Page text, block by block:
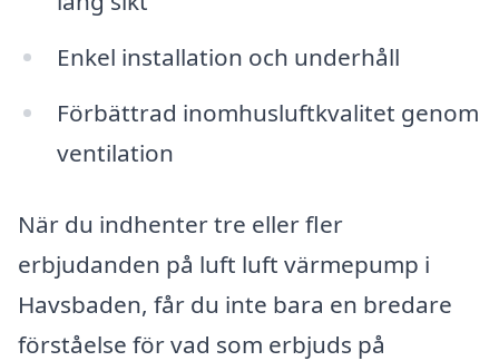
Enkel installation och underhåll
Förbättrad inomhusluftkvalitet genom
ventilation
När du indhenter tre eller fler
erbjudanden på luft luft värmepump i
Havsbaden, får du inte bara en bredare
förståelse för vad som erbjuds på